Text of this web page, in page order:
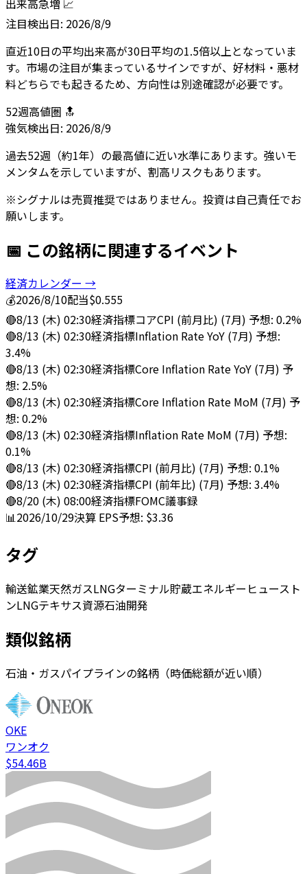
注目検出日: 2026/8/9
直近10日の平均出来高が30日平均の1.5倍以上となっていま
す。市場の注目が集まっているサインですが、好材料・悪材
料どちらでも起きるため、方向性は別途確認が必要です。
52週高値圏 🔝
強気検出日: 2026/8/9
過去52週（約1年）の最高値に近い水準にあります。強いモ
メンタムを示していますが、割高リスクもあります。
※シグナルは売買推奨ではありません。投資は自己責任でお
願いします。
📅 この銘柄に関連するイベント
経済カレンダー →
💰2026/8/10配当$0.555
🔴8/13 (木) 02:30経済指標コアCPI (前月比) (7月) 予想: 0.2%
🔴8/13 (木) 02:30経済指標Inflation Rate YoY (7月) 予想:
3.4%
🔴8/13 (木) 02:30経済指標Core Inflation Rate YoY (7月) 予
想: 2.5%
🔴8/13 (木) 02:30経済指標Core Inflation Rate MoM (7月) 予
想: 0.2%
🔴8/13 (木) 02:30経済指標Inflation Rate MoM (7月) 予想:
0.1%
🔴8/13 (木) 02:30経済指標CPI (前月比) (7月) 予想: 0.1%
🔴8/13 (木) 02:30経済指標CPI (前年比) (7月) 予想: 3.4%
🔴8/20 (木) 08:00経済指標FOMC議事録
📊2026/10/29決算 EPS予想: $3.36
タグ
輸送鉱業天然ガスLNGターミナル貯蔵エネルギー ヒュースト
ンLNGテキサス資源石油開発
類似銘柄
石油・ガスパイプラインの銘柄（時価総額が近い順）
OKE
ワンオク
$54.46B